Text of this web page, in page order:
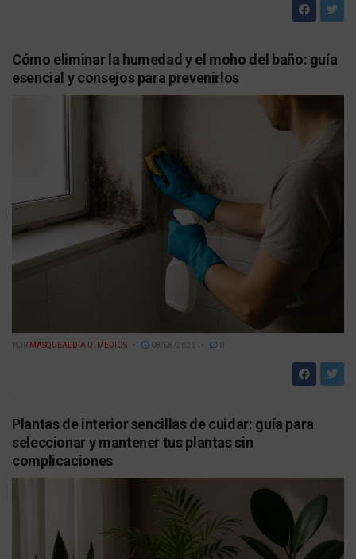
Cómo eliminar la humedad y el moho del baño: guía
esencial y consejos para prevenirlos
POR MASQUEALDIA UTMEDIOS 08/08/2026 0
Plantas de interior sencillas de cuidar: guía para
seleccionar y mantener tus plantas sin
complicaciones